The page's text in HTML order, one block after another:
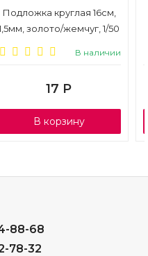
Подложка круглая 16см,
золото/жемчуг, 1/50
В наличии
17 Р
В корзину
88-68
78-32